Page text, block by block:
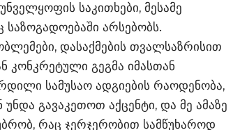
საკითხები, მესამე
არსებობს.
დასაქმების თვალსაზრისით
კონკრეტული გეგმა იმასთან
სამუსაო ადგიების რაოდენობა,
გავაკეთოთ აქცენტი, და მე ამაზე
რაც ჯერჯერობით სამწუხაროდ